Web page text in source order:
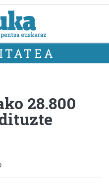
28.800